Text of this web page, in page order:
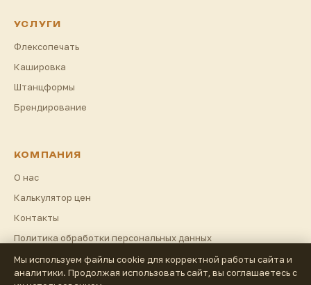
УСЛУГИ
Флексопечать
Кашировка
Штанцформы
Брендирование
КОМПАНИЯ
О нас
Калькулятор цен
Контакты
Политика обработки персональных данных
Мы используем файлы cookie для корректной работы сайта и
аналитики. Продолжая использовать сайт, вы соглашаетесь с